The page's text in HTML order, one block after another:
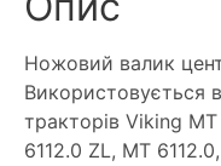
Ножовий валик
Використовується
тракторів Viking
6112.0 ZL, MT